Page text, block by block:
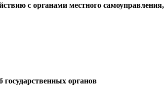
с органами местного
органов